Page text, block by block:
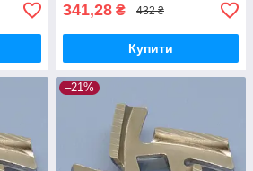
341,28 ₴ 432 ₴
Купити
–21%